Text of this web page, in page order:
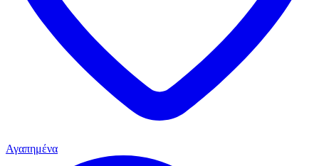
Αγαπημένα